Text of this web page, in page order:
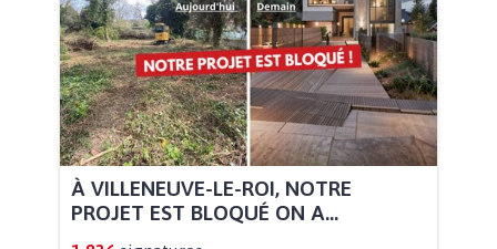
À VILLENEUVE-LE-ROI, NOTRE
PROJET EST BLOQUÉ ON A...